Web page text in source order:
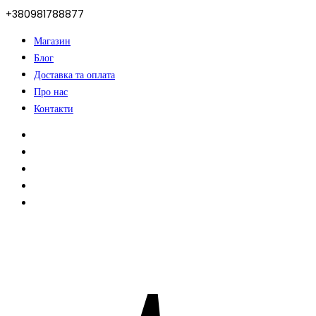
+380981788877
Магазин
Блог
Доставка та оплата
Про нас
Контакти